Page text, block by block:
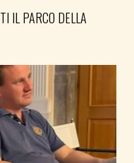
IL PARCO DELLA